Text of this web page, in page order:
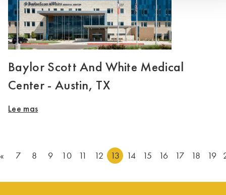
Baylor Scott And White Medical
Center - Austin, TX
Lee mas
« 7 8 9 10 11 12 13 14 15 16 17 18 19